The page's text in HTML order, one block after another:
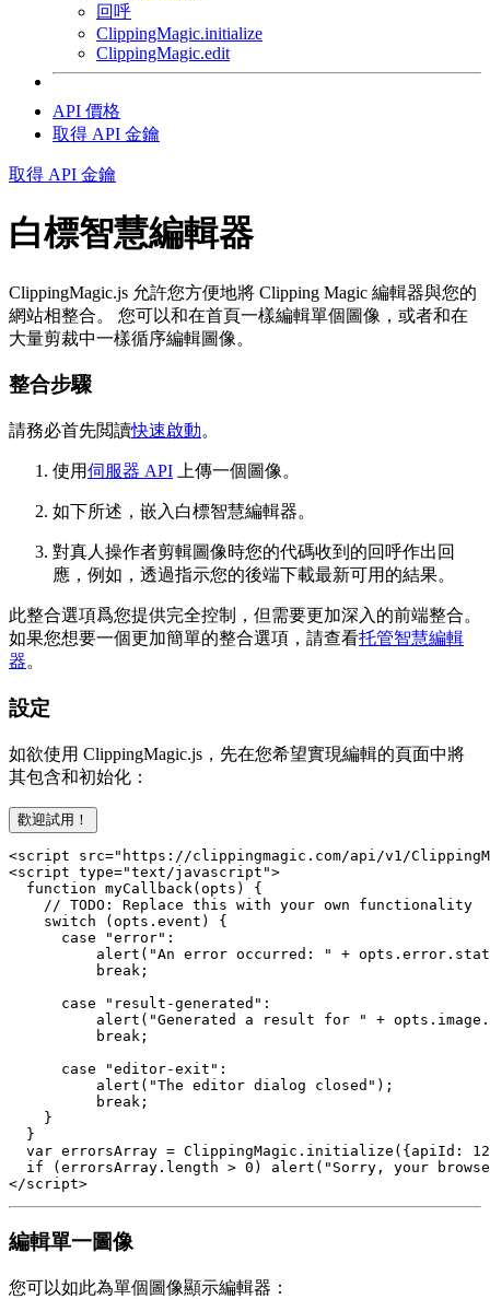
回呼
ClippingMagic.initialize
ClippingMagic.edit
API 價格
取得 API 金鑰
取得 API 金鑰
白標智慧編輯器
ClippingMagic.js 允許您方便地將 Clipping Magic 編輯器與您的
網站相整合。 您可以和在首頁一樣編輯單個圖像，或者和在
大量剪裁中一樣循序編輯圖像。
整合步驟
請務必首先閲讀快速啟動。
使用伺服器 API 上傳一個圖像。
如下所述，嵌入白標智慧編輯器。
對真人操作者剪輯圖像時您的代碼收到的回呼作出回
應，例如，透過指示您的後端下載最新可用的結果。
此整合選項爲您提供完全控制，但需要更加深入的前端整合。
如果您想要一個更加簡單的整合選項，請查看托管智慧編輯
器。
設定
如欲使用 ClippingMagic.js，先在您希望實現編輯的頁面中將
其包含和初始化：
歡迎試用！
<script src="https://clippingmagic.com/api/v1/
<script type="text/javascript">
  function myCallback(opts) {
    // TODO: Replace this with your own functionality
    switch (opts.event) {
      case "error":
alert("An error occurred: " +
          break;
      case "result-generated":
alert("Generated a result for " +
          break;
      case "editor-exit":
          alert("The editor dialog closed");
          break;
    }
  }
var errorsArray = ClippingMagic.initialize({apiId:
if (errorsArray.length > 0) alert("Sorry, your
編輯單一圖像
您可以如此為單個圖像顯示編輯器：